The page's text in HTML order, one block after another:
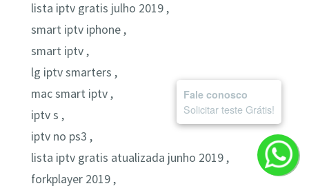
lista iptv gratis julho 2019 ,
smart iptv iphone ,
smart iptv ,
lg iptv smarters ,
mac smart iptv ,
iptv s ,
iptv no ps3 ,
lista iptv gratis atualizada junho 2019 ,
forkplayer 2019 ,
Fale conosco
Solicitar teste Grátis!